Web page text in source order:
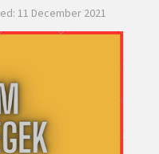
11 December 2021